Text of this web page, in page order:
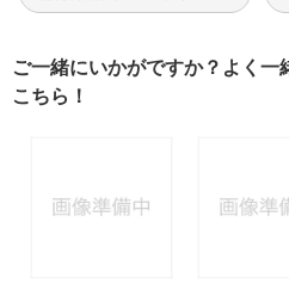
ご一緒にいかがですか？よく一
こちら！